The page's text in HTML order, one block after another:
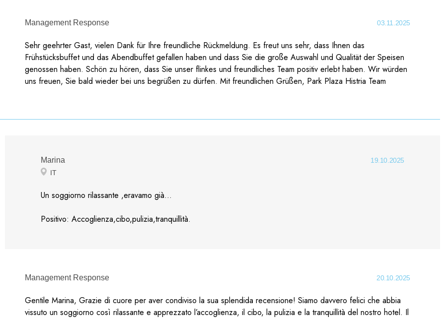
Management Response 03.11.2025
Sehr geehrter Gast, vielen Dank für Ihre freundliche Rückmeldung. Es freut uns sehr, dass Ihnen das
Frühstücksbuffet und das Abendbuffet gefallen haben und dass Sie die große Auswahl und Qualität der Speisen
genossen haben. Schön zu hören, dass Sie unser flinkes und freundliches Team positiv erlebt haben. Wir würden
uns freuen, Sie bald wieder bei uns begrüßen zu dürfen. Mit freundlichen Grüßen, Park Plaza Histria Team
Marina
IT
19.10.2025
Un soggiorno rilassante ,eravamo già...
Positivo: Accoglienza,cibo,pulizia,tranquillità.
Management Response 20.10.2025
Gentile Marina, Grazie di cuore per aver condiviso la sua splendida recensione! Siamo davvero felici che abbia
vissuto un soggiorno così rilassante e apprezzato l’accoglienza, il cibo, la pulizia e la tranquillità del nostro hotel. Il